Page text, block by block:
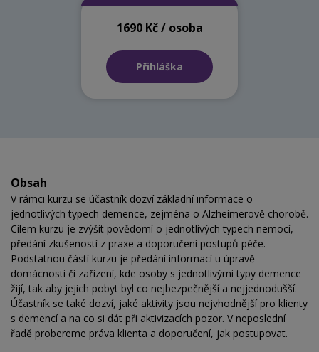
1690 Kč / osoba
Přihláška
Obsah
V rámci kurzu se účastník dozví základní informace o
jednotlivých typech demence, zejména o Alzheimerově chorobě.
Cílem kurzu je zvýšit povědomí o jednotlivých typech nemocí,
předání zkušeností z praxe a doporučení postupů péče.
Podstatnou částí kurzu je předání informací u úpravě
domácnosti či zařízení, kde osoby s jednotlivými typy demence
žijí, tak aby jejich pobyt byl co nejbezpečnější a nejjednodušší.
Účastník se také dozví, jaké aktivity jsou nejvhodnější pro klienty
s demencí a na co si dát při aktivizacích pozor. V neposlední
řadě probereme práva klienta a doporučení, jak postupovat.